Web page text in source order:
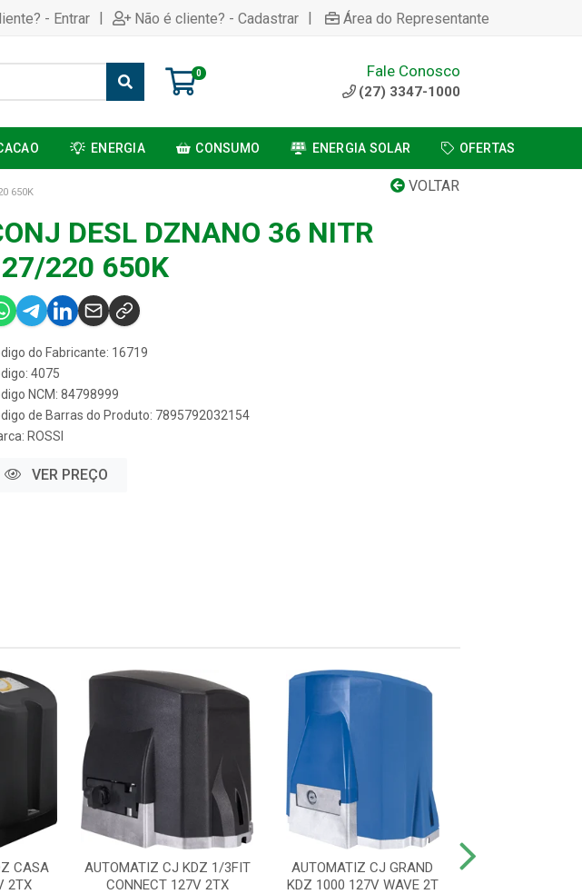
- Entrar | Não é cliente? - Cadastrar | Área do Representante
0 Fale Conosco
(27) 3347-1000
ENERGIA CONSUMO ENERGIA SOLAR OFERTAS
VOLTAR
650K
DESL DZNANO 36 NITR
220 650K
do Fabricante: 16719
4075
NCM: 84798999
de Barras do Produto: 7895792032154
ROSSI
VER PREÇO
CASA
2TX
AUTOMATIZ CJ KDZ 1/3FIT
CONNECT 127V 2TX
AUTOMATIZ CJ GRAND
KDZ 1000 127V WAVE 2T